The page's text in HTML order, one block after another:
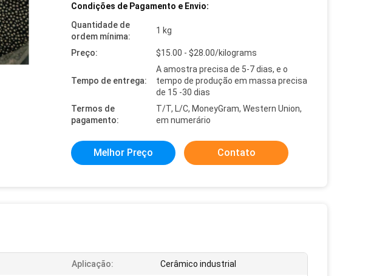
Condições de Pagamento e Envio:
Quantidade de
ordem mínima:
1 kg
Preço: $15.00 - $28.00/kilograms
Tempo de entrega:
A amostra precisa de 5-7 dias, e o
tempo de produção em massa precisa
de 15 -30 dias
Termos de
pagamento:
T/T, L/C, MoneyGram, Western Union,
em numerário
Melhor Preço Contato
Aplicação: Cerâmico industrial